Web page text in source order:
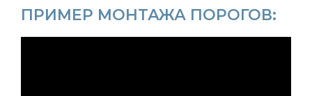
ПРИМЕР МОНТАЖА ПОРОГОВ: